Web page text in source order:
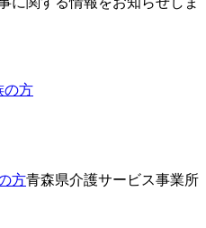
の方
方青森県介護サービス事業所